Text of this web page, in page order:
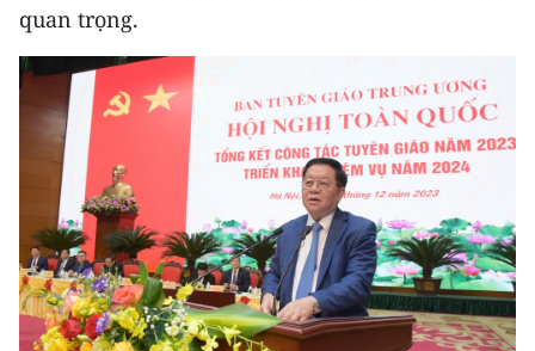
Infographic
TIN MỚI
TIN ĐỊA PHƯƠNG
Trung du và miền núi phía Bắc
Đồng bằng sông Hồng
Bắc Trung Bộ
quan trọng.